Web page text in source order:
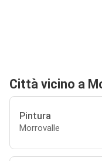
Città vicino a
Pintura
Morrovalle